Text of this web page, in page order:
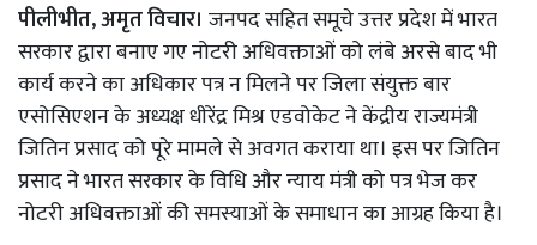
पीलीभीत, अमृत विचार। जनपद सहित समूचे उत्तर प्रदेश में भारत
सरकार द्वारा बनाए गए नोटरी अधिवक्ताओं को लंबे अरसे बाद भी
कार्य करने का अधिकार पत्र न मिलने पर जिला संयुक्त बार
एसोसिएशन के अध्यक्ष धीरेंद्र मिश्र एडवोकेट ने केंद्रीय राज्यमंत्री
जितिन प्रसाद को पूरे मामले से अवगत कराया था। इस पर जितिन
प्रसाद ने भारत सरकार के विधि और न्याय मंत्री को पत्र भेज कर
नोटरी अधिवक्ताओं की समस्याओं के समाधान का आग्रह किया है।